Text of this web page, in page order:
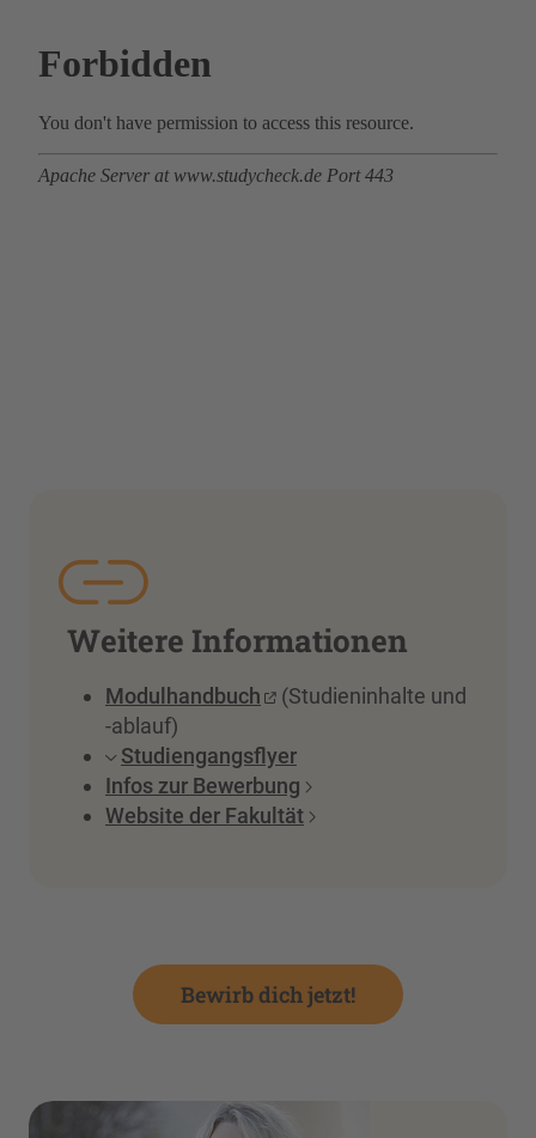
Weitere Informationen
Modulhandbuch
(Studieninhalte und
-ablauf)
Studiengangsflyer
Infos zur Bewerbung
Website der Fakultät
Bewirb dich jetzt!